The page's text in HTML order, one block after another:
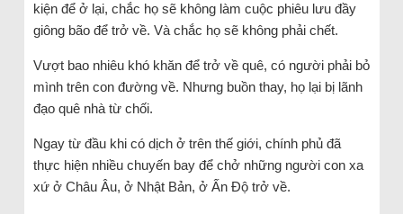
kiện để ở lại, chắc họ sẽ không làm cuộc phiêu lưu đầy
giông bão để trở về. Và chắc họ sẽ không phải chết.
Vượt bao nhiêu khó khăn để trở về quê, có người phải bỏ
mình trên con đường về. Nhưng buồn thay, họ lại bị lãnh
đạo quê nhà từ chối.
Ngay từ đầu khi có dịch ở trên thế giới, chính phủ đã
thực hiện nhiều chuyến bay để chở những người con xa
xứ ở Châu Âu, ở Nhật Bản, ở Ấn Độ trở về.